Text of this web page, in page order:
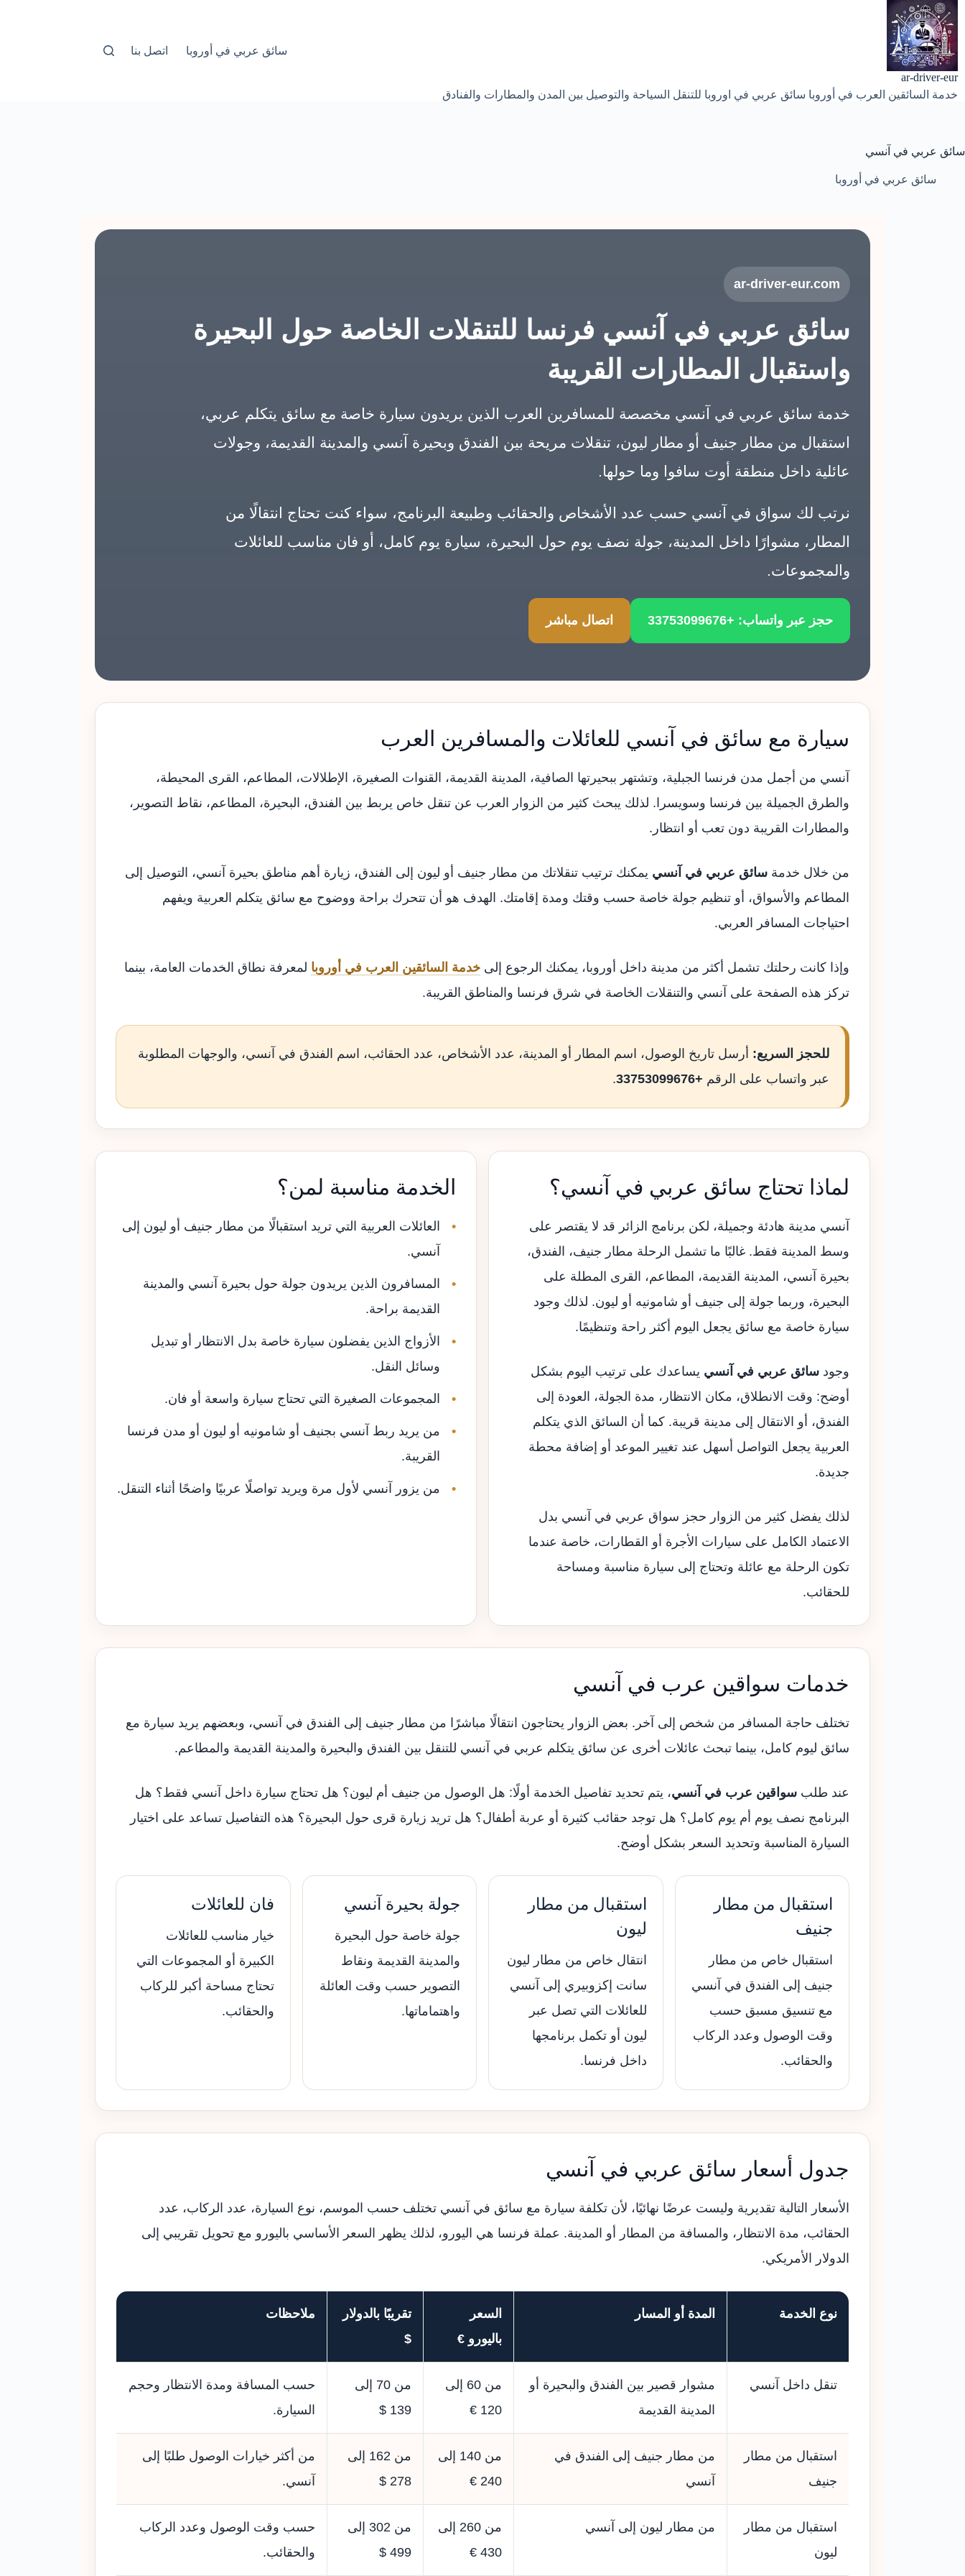
التجاوز
إلى
المحتوى
ar-driver-eur
خدمة السائقين العرب في أوروبا سائق عربي في اوروبا للتنقل السياحة والتوصيل بين المدن والمطارات والفنادق
سائق عربي في أوروبا اتصل بنا
سائق عربي في آنسي
سائق عربي في أوروبا
ar-driver-eur.com
سائق عربي في آنسي فرنسا للتنقلات الخاصة حول البحيرة
واستقبال المطارات القريبة
خدمة سائق عربي في آنسي مخصصة للمسافرين العرب الذين يريدون سيارة خاصة مع سائق يتكلم عربي،
استقبال من مطار جنيف أو مطار ليون، تنقلات مريحة بين الفندق وبحيرة آنسي والمدينة القديمة، وجولات
عائلية داخل منطقة أوت سافوا وما حولها.
نرتب لك سواق في آنسي حسب عدد الأشخاص والحقائب وطبيعة البرنامج، سواء كنت تحتاج انتقالًا من
المطار، مشوارًا داخل المدينة، جولة نصف يوم حول البحيرة، سيارة يوم كامل، أو فان مناسب للعائلات
والمجموعات.
حجز عبر واتساب: +33753099676 اتصال مباشر
سيارة مع سائق في آنسي للعائلات والمسافرين العرب
آنسي من أجمل مدن فرنسا الجبلية، وتشتهر ببحيرتها الصافية، المدينة القديمة، القنوات الصغيرة، الإطلالات، المطاعم، القرى المحيطة،
والطرق الجميلة بين فرنسا وسويسرا. لذلك يبحث كثير من الزوار العرب عن تنقل خاص يربط بين الفندق، البحيرة، المطاعم، نقاط التصوير،
والمطارات القريبة دون تعب أو انتظار.
من خلال خدمة سائق عربي في آنسي يمكنك ترتيب تنقلاتك من مطار جنيف أو ليون إلى الفندق، زيارة أهم مناطق بحيرة آنسي، التوصيل إلى
المطاعم والأسواق، أو تنظيم جولة خاصة حسب وقتك ومدة إقامتك. الهدف هو أن تتحرك براحة ووضوح مع سائق يتكلم العربية ويفهم
احتياجات المسافر العربي.
وإذا كانت رحلتك تشمل أكثر من مدينة داخل أوروبا، يمكنك الرجوع إلى خدمة السائقين العرب في أوروبا لمعرفة نطاق الخدمات العامة، بينما
تركز هذه الصفحة على آنسي والتنقلات الخاصة في شرق فرنسا والمناطق القريبة.
للحجز السريع: أرسل تاريخ الوصول، اسم المطار أو المدينة، عدد الأشخاص، عدد الحقائب، اسم الفندق في آنسي، والوجهات المطلوبة
عبر واتساب على الرقم +33753099676
.
لماذا تحتاج سائق عربي في آنسي؟
آنسي مدينة هادئة وجميلة، لكن برنامج الزائر قد لا يقتصر على
وسط المدينة فقط. غالبًا ما تشمل الرحلة مطار جنيف، الفندق،
بحيرة آنسي، المدينة القديمة، المطاعم، القرى المطلة على
البحيرة، وربما جولة إلى جنيف أو شامونيه أو ليون. لذلك وجود
سيارة خاصة مع سائق يجعل اليوم أكثر راحة وتنظيمًا.
وجود سائق عربي في آنسي يساعدك على ترتيب اليوم بشكل
أوضح: وقت الانطلاق، مكان الانتظار، مدة الجولة، العودة إلى
الفندق، أو الانتقال إلى مدينة قريبة. كما أن السائق الذي يتكلم
العربية يجعل التواصل أسهل عند تغيير الموعد أو إضافة محطة
جديدة.
لذلك يفضل كثير من الزوار حجز سواق عربي في آنسي بدل
الاعتماد الكامل على سيارات الأجرة أو القطارات، خاصة عندما
تكون الرحلة مع عائلة وتحتاج إلى سيارة مناسبة ومساحة
للحقائب.
الخدمة مناسبة لمن؟
العائلات العربية التي تريد استقبالًا من مطار جنيف أو ليون إلى
آنسي.
المسافرون الذين يريدون جولة حول بحيرة آنسي والمدينة
القديمة براحة.
الأزواج الذين يفضلون سيارة خاصة بدل الانتظار أو تبديل
وسائل النقل.
المجموعات الصغيرة التي تحتاج سيارة واسعة أو فان.
من يريد ربط آنسي بجنيف أو شامونيه أو ليون أو مدن فرنسا
القريبة.
من يزور آنسي لأول مرة ويريد تواصلًا عربيًا واضحًا أثناء التنقل.
خدمات سواقين عرب في آنسي
تختلف حاجة المسافر من شخص إلى آخر. بعض الزوار يحتاجون انتقالًا مباشرًا من مطار جنيف إلى الفندق في آنسي، وبعضهم يريد سيارة مع
سائق ليوم كامل، بينما تبحث عائلات أخرى عن سائق يتكلم عربي في آنسي للتنقل بين الفندق والبحيرة والمدينة القديمة والمطاعم.
عند طلب سواقين عرب في آنسي، يتم تحديد تفاصيل الخدمة أولًا: هل الوصول من جنيف أم ليون؟ هل تحتاج سيارة داخل آنسي فقط؟ هل
البرنامج نصف يوم أم يوم كامل؟ هل توجد حقائب كثيرة أو عربة أطفال؟ هل تريد زيارة قرى حول البحيرة؟ هذه التفاصيل تساعد على اختيار
السيارة المناسبة وتحديد السعر بشكل أوضح.
استقبال من مطار
جنيف
استقبال خاص من مطار
جنيف إلى الفندق في آنسي
مع تنسيق مسبق حسب
وقت الوصول وعدد الركاب
والحقائب.
استقبال من مطار
ليون
انتقال خاص من مطار ليون
سانت إكزوبيري إلى آنسي
للعائلات التي تصل عبر
ليون أو تكمل برنامجها
داخل فرنسا.
جولة بحيرة آنسي
جولة خاصة حول البحيرة
والمدينة القديمة ونقاط
التصوير حسب وقت العائلة
واهتماماتها.
فان للعائلات
خيار مناسب للعائلات
الكبيرة أو المجموعات التي
تحتاج مساحة أكبر للركاب
والحقائب.
جدول أسعار سائق عربي في آنسي
الأسعار التالية تقديرية وليست عرضًا نهائيًا، لأن تكلفة سيارة مع سائق في آنسي تختلف حسب الموسم، نوع السيارة، عدد الركاب، عدد
الحقائب، مدة الانتظار، والمسافة من المطار أو المدينة. عملة فرنسا هي اليورو، لذلك يظهر السعر الأساسي باليورو مع تحويل تقريبي إلى
الدولار الأمريكي.
نوع الخدمة المدة أو المسار
السعر
باليورو €
تقريبًا بالدولار
$
ملاحظات
تنقل داخل آنسي
مشوار قصير بين الفندق والبحيرة أو
المدينة القديمة
من 60 إلى
120 €
من 70 إلى
139 $
حسب المسافة ومدة الانتظار وحجم
السيارة.
استقبال من مطار
جنيف
من مطار جنيف إلى الفندق في
آنسي
من 140 إلى
240 €
من 162 إلى
278 $
من أكثر خيارات الوصول طلبًا إلى
آنسي.
استقبال من مطار
ليون
من مطار ليون إلى آنسي
من 260 إلى
430 €
من 302 إلى
499 $
حسب وقت الوصول وعدد الركاب
والحقائب.